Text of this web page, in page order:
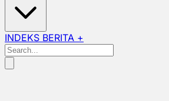
INDEKS BERITA +